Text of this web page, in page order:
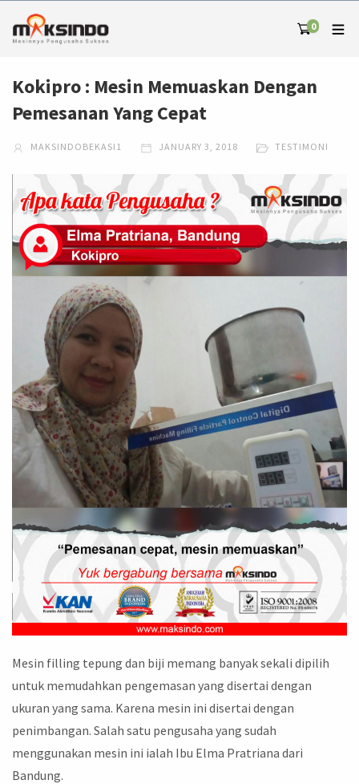
0
Kokipro : Mesin Memuaskan Dengan
Pemesanan Yang Cepat
MAKSINDOBEKASI1 JANUARY 3, 2018 TESTIMONI
Mesin filling tepung dan biji memang banyak sekali dipilih
untuk memudahkan pengemasan yang disertai dengan
ukuran yang sama. Karena mesin ini disertai dengan
penimbangan. Salah satu pengusaha yang sudah
menggunakan mesin ini ialah Ibu Elma Pratriana dari
Bandung.